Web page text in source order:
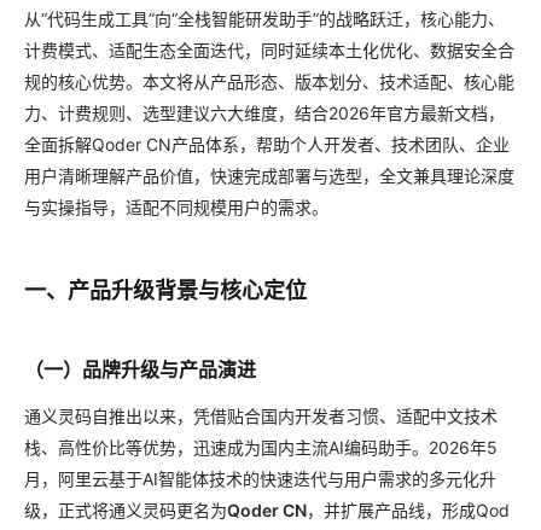
从“代码生成工具”向“全栈智能研发助手”的战略跃迁，核心能力、
计费模式、适配生态全面迭代，同时延续本土化优化、数据安全合
规的核心优势。本文将从产品形态、版本划分、技术适配、核心能
力、计费规则、选型建议六大维度，结合2026年官方最新文档，
全面拆解Qoder CN产品体系，帮助个人开发者、技术团队、企业
用户清晰理解产品价值，快速完成部署与选型，全文兼具理论深度
与实操指导，适配不同规模用户的需求。
一、产品升级背景与核心定位
（一）品牌升级与产品演进
通义灵码自推出以来，凭借贴合国内开发者习惯、适配中文技术
栈、高性价比等优势，迅速成为国内主流AI编码助手。2026年5
月，阿里云基于AI智能体技术的快速迭代与用户需求的多元化升
级，正式将通义灵码更名为Qoder CN，并扩展产品线，形成Qod